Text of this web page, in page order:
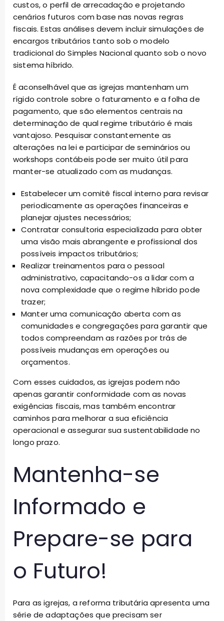
custos, o perfil de arrecadação e projetando
cenários futuros com base nas novas regras
fiscais. Estas análises devem incluir simulações de
encargos tributários tanto sob o modelo
tradicional do Simples Nacional quanto sob o novo
sistema híbrido.
É aconselhável que as igrejas mantenham um
rígido controle sobre o faturamento e a folha de
pagamento, que são elementos centrais na
determinação de qual regime tributário é mais
vantajoso. Pesquisar constantemente as
alterações na lei e participar de seminários ou
workshops contábeis pode ser muito útil para
manter-se atualizado com as mudanças.
Estabelecer um comitê fiscal interno para revisar
periodicamente as operações financeiras e
planejar ajustes necessários;
Contratar consultoria especializada para obter
uma visão mais abrangente e profissional dos
possíveis impactos tributários;
Realizar treinamentos para o pessoal
administrativo, capacitando-os a lidar com a
nova complexidade que o regime híbrido pode
trazer;
Manter uma comunicação aberta com as
comunidades e congregações para garantir que
todos compreendam as razões por trás de
possíveis mudanças em operações ou
orçamentos.
Com esses cuidados, as igrejas podem não
apenas garantir conformidade com as novas
exigências fiscais, mas também encontrar
caminhos para melhorar a sua eficiência
operacional e assegurar sua sustentabilidade no
longo prazo.
Mantenha-se
Informado e
Prepare-se para
o Futuro!
Para as igrejas, a reforma tributária apresenta uma
série de adaptações que precisam ser